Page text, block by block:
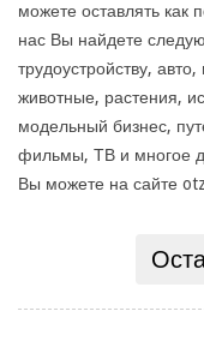
можете оставлять как
нас Вы найдете
трудоустройству,
животные, растения,
модельный бизнес,
фильмы, ТВ и многое
Вы можете на сайте